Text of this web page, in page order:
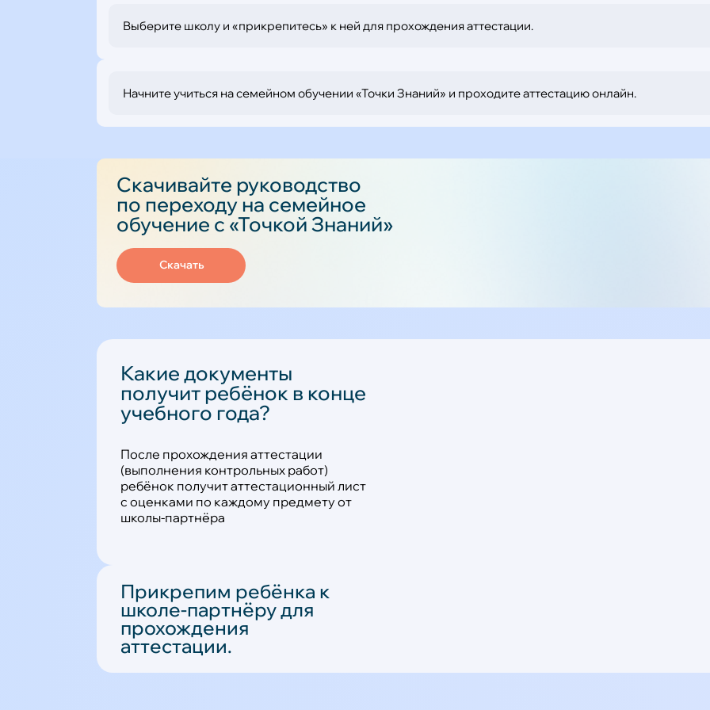
Выберите школу и «прикрепитесь» к ней для прохождения аттестации.
Начните учиться на семейном обучении «Точки Знаний» и проходите аттестацию онлайн.
Скачивайте руководство
по переходу на семейное
обучение с «Точкой Знаний»
Скачать
Какие документы
получит ребёнок в конце
учебного года?
После прохождения аттестации
(выполнения контрольных работ)
ребёнок получит аттестационный лист
с оценками по каждому предмету от
школы-партнёра
Прикрепим ребёнка к
школе-партнёру для
прохождения
аттестации.